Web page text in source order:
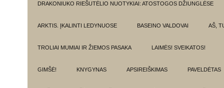
DRAKONIUKO RIEŠUTĖLIO NUOTYKIAI: ATOSTOGOS DŽIUNGLĖSE
ARKTIS. ĮKALINTI LEDYNUOSE BASEINO VALDOVAI AŠ,
TROLIAI MUMIAI IR ŽIEMOS PASAKA LAIMĖS! SVEIKATOS!
GIMŠĖ! KNYGYNAS APSIREIŠKIMAS PAVELDĖTAS